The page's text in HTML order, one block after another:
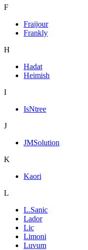
F
Fraijour
Frankly
H
Hadat
Heimish
I
IsNtree
J
JMSolution
K
Kaori
L
L.Sanic
Lador
Lic
Limoni
Luvum